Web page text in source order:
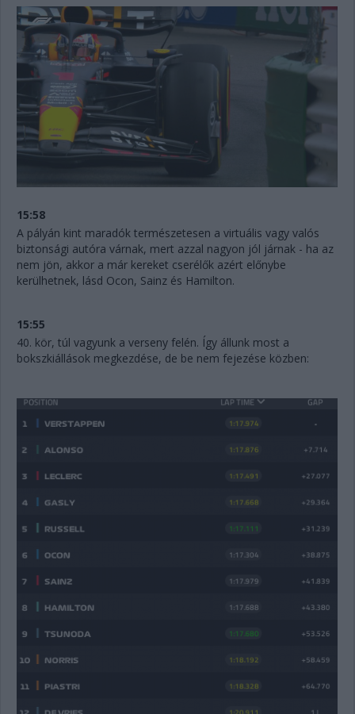
15:58
A pályán kint maradók természetesen a virtuális vagy valós
biztonsági autóra várnak, mert azzal nagyon jól járnak - ha az
nem jön, akkor a már kereket cserélők azért előnybe
kerülhetnek, lásd Ocon, Sainz és Hamilton.
15:55
40. kör, túl vagyunk a verseny felén. Így állunk most a
bokszkiállások megkezdése, de be nem fejezése közben: